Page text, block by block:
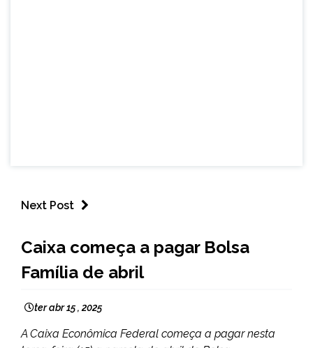
Next Post
NOTÍCIAS
Caixa começa a pagar Bolsa
Família de abril
ter abr 15 , 2025
A Caixa Econômica Federal começa a pagar nesta